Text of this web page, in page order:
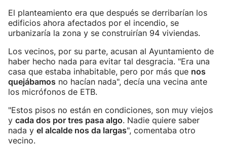
El planteamiento era que después se derribarían los
edificios ahora afectados por el incendio, se
urbanizaría la zona y se construirían 94 viviendas.
Los vecinos, por su parte, acusan al Ayuntamiento de
haber hecho nada para evitar tal desgracia. "Era una
casa que estaba inhabitable, pero por más que nos
quejábamos no hacían nada", decía una vecina ante
los micrófonos de ETB.
"Estos pisos no están en condiciones, son muy viejos
y cada dos por tres pasa algo. Nadie quiere saber
nada y el alcalde nos da largas", comentaba otro
vecino.